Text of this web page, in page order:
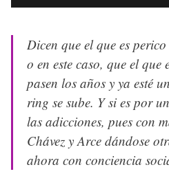
Dicen que el que es
o en este caso, que el que
pasen los años y ya esté
ring se sube. Y si es por
las adicciones, pues con
Chávez y Arce dándose
ahora con conciencia